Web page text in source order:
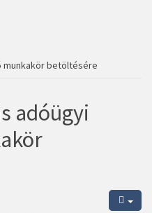
munkakör betöltésére
adóügyi